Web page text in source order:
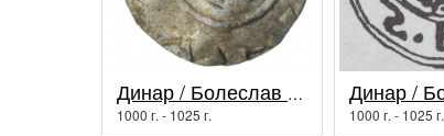
Динар / Болеслав I Храбрый
1000 г. - 1025 г. 1000 г. - 1025 г.